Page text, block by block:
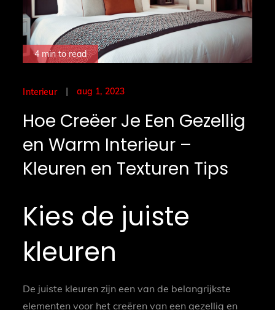
4 min to read
Interieur
Posted
aug 1, 2023
Hoe Creëer Je Een Gezellig
en Warm Interieur –
Kleuren en Texturen Tips
Kies de juiste
kleuren
De juiste kleuren zijn een van de belangrijkste
elementen voor het creëren van een gezellig en